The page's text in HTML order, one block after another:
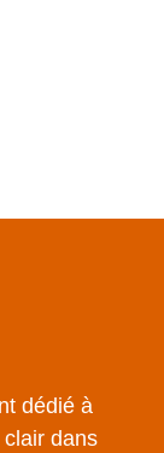
dédié à
dans